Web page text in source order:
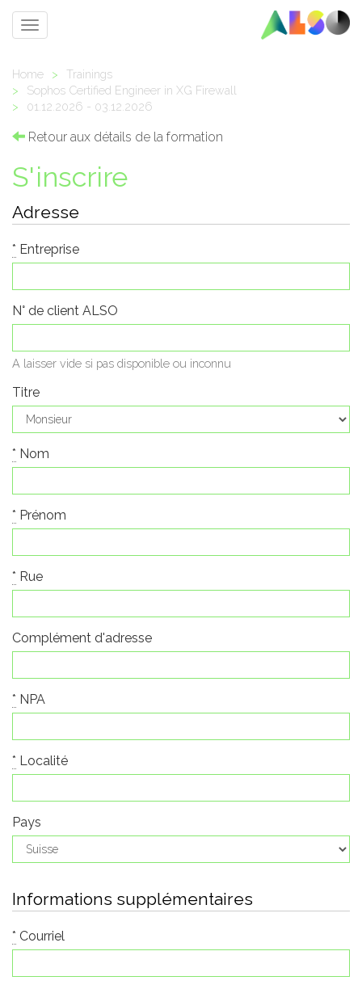
Toggle
Home >
Trainings
>
Sophos Certified Engineer in XG Firewall
>
01.12.2026 - 03.12.2026
Retour aux détails de la formation
S'inscrire
Adresse
* Entreprise
N° de client ALSO
A laisser vide si pas disponible ou inconnu
Titre
* Nom
* Prénom
* Rue
Complément d'adresse
* NPA
* Localité
Pays
Informations supplémentaires
* Courriel